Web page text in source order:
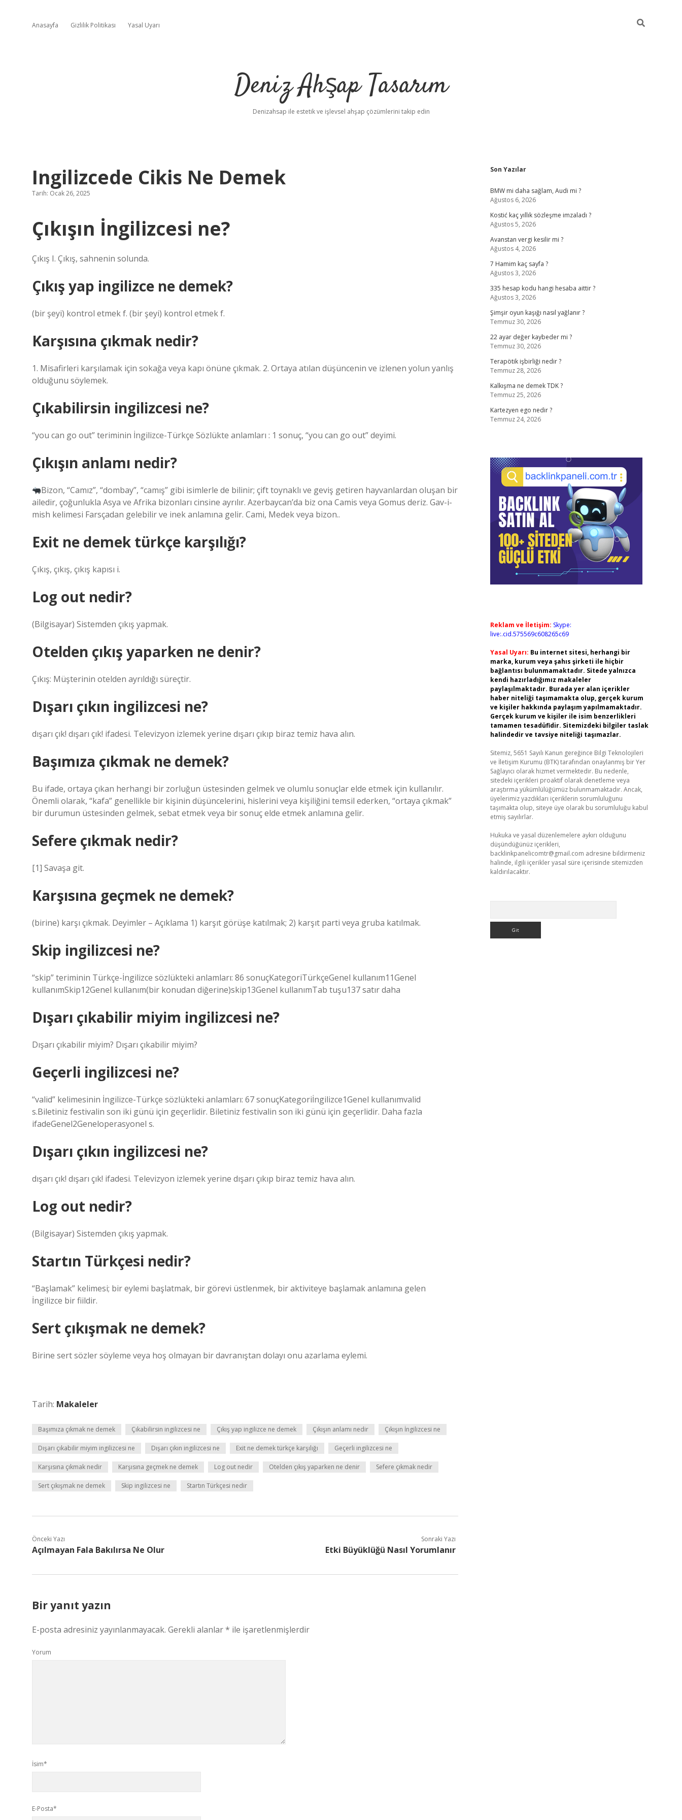
Anasayfa Gizlilik Politikası Yasal Uyarı
Deniz Ahşap Tasarım
Denizahsap ile estetik ve işlevsel ahşap çözümlerini takip edin
Ingilizcede Cikis Ne Demek
Tarih: Ocak 26, 2025
Çıkışın İngilizcesi ne?
Çıkış I. Çıkış, sahnenin solunda.
Çıkış yap ingilizce ne demek?
(bir şeyi) kontrol etmek f. (bir şeyi) kontrol etmek f.
Karşısına çıkmak nedir?
1. Misafirleri karşılamak için sokağa veya kapı önüne çıkmak. 2. Ortaya atılan düşüncenin ve izlenen yolun yanlış
olduğunu söylemek.
Çıkabilirsin ingilizcesi ne?
“you can go out” teriminin İngilizce-Türkçe Sözlükte anlamları : 1 sonuç, “you can go out” deyimi.
Çıkışın anlamı nedir?
Bizon, “Camız”, “dombay”, “camış” gibi isimlerle de bilinir; çift toynaklı ve geviş getiren hayvanlardan oluşan bir
ailedir, çoğunlukla Asya ve Afrika bizonları cinsine ayrılır. Azerbaycan’da biz ona Camis veya Gomus deriz. Gav-i-
mish kelimesi Farsçadan gelebilir ve inek anlamına gelir. Cami, Medek veya bizon..
Exit ne demek türkçe karşılığı?
Çıkış, çıkış, çıkış kapısı i.
Log out nedir?
(Bilgisayar) Sistemden çıkış yapmak.
Otelden çıkış yaparken ne denir?
Çıkış: Müşterinin otelden ayrıldığı süreçtir.
Dışarı çıkın ingilizcesi ne?
dışarı çık! dışarı çık! ifadesi. Televizyon izlemek yerine dışarı çıkıp biraz temiz hava alın.
Başımıza çıkmak ne demek?
Bu ifade, ortaya çıkan herhangi bir zorluğun üstesinden gelmek ve olumlu sonuçlar elde etmek için kullanılır.
Önemli olarak, “kafa” genellikle bir kişinin düşüncelerini, hislerini veya kişiliğini temsil ederken, “ortaya çıkmak”
bir durumun üstesinden gelmek, sebat etmek veya bir sonuç elde etmek anlamına gelir.
Sefere çıkmak nedir?
[1] Savaşa git.
Karşısına geçmek ne demek?
(birine) karşı çıkmak. Deyimler – Açıklama 1) karşıt görüşe katılmak; 2) karşıt parti veya gruba katılmak.
Skip ingilizcesi ne?
“skip” teriminin Türkçe-İngilizce sözlükteki anlamları: 86 sonuçKategoriTürkçeGenel kullanım11Genel
kullanımSkip12Genel kullanım(bir konudan diğerine)skip13Genel kullanımTab tuşu137 satır daha
Dışarı çıkabilir miyim ingilizcesi ne?
Dışarı çıkabilir miyim? Dışarı çıkabilir miyim?
Geçerli ingilizcesi ne?
“valid” kelimesinin İngilizce-Türkçe sözlükteki anlamları: 67 sonuçKategoriİngilizce1Genel kullanımvalid
s.Biletiniz festivalin son iki günü için geçerlidir. Biletiniz festivalin son iki günü için geçerlidir. Daha fazla
ifadeGenel2Geneloperasyonel s.
Dışarı çıkın ingilizcesi ne?
dışarı çık! dışarı çık! ifadesi. Televizyon izlemek yerine dışarı çıkıp biraz temiz hava alın.
Log out nedir?
(Bilgisayar) Sistemden çıkış yapmak.
Startın Türkçesi nedir?
“Başlamak” kelimesi; bir eylemi başlatmak, bir görevi üstlenmek, bir aktiviteye başlamak anlamına gelen
İngilizce bir fiildir.
Sert çıkışmak ne demek?
Birine sert sözler söyleme veya hoş olmayan bir davranıştan dolayı onu azarlama eylemi.
Tarih: Makaleler
Başımıza çıkmak ne demek Çıkabilirsin ingilizcesi ne Çıkış yap ingilizce ne demek Çıkışın anlamı nedir Çıkışın İngilizcesi ne
Dışarı çıkabilir miyim ingilizcesi ne Dışarı çıkın ingilizcesi ne Exit ne demek türkçe karşılığı Geçerli ingilizcesi ne
Karşısına çıkmak nedir Karşısına geçmek ne demek Log out nedir Otelden çıkış yaparken ne denir Sefere çıkmak nedir
Sert çıkışmak ne demek Skip ingilizcesi ne Startın Türkçesi nedir
Önceki Yazı
Açılmayan Fala Bakılırsa Ne Olur
Sonraki Yazı
Etki Büyüklüğü Nasıl Yorumlanır
Bir yanıt yazın
E-posta adresiniz yayınlanmayacak. Gerekli alanlar* ile işaretlenmişlerdir
Yorum
İsim*
E-Posta*
Sidebar
Son Yazılar
BMW mi daha sağlam, Audi mi ?
Ağustos 6, 2026
Kostić kaç yıllık sözleşme imzaladı ?
Ağustos 5, 2026
Avanstan vergi kesilir mi ?
Ağustos 4, 2026
7 Hamim kaç sayfa ?
Ağustos 3, 2026
335 hesap kodu hangi hesaba aittir ?
Ağustos 3, 2026
Şimşir oyun kaşığı nasıl yağlanır ?
Temmuz 30, 2026
22 ayar değer kaybeder mi ?
Temmuz 30, 2026
Terapötik işbirliği nedir ?
Temmuz 28, 2026
Kalkışma ne demek TDK ?
Temmuz 25, 2026
Kartezyen ego nedir ?
Temmuz 24, 2026
Reklam ve İletişim: Skype:
live:.cid.575569c608265c69
Yasal Uyarı: Bu internet sitesi, herhangi bir
marka, kurum veya şahıs şirketi ile hiçbir
bağlantısı bulunmamaktadır. Sitede yalnızca
kendi hazırladığımız makaleler
paylaşılmaktadır. Burada yer alan içerikler
haber niteliği taşımamakta olup, gerçek kurum
ve kişiler hakkında paylaşım yapılmamaktadır.
Gerçek kurum ve kişiler ile isim benzerlikleri
tamamen tesadüfidir. Sitemizdeki bilgiler taslak
halindedir ve tavsiye niteliği taşımazlar.
Sitemiz, 5651 Sayılı Kanun gereğince Bilgi Teknolojileri
ve İletişim Kurumu (BTK) tarafından onaylanmış bir Yer
Sağlayıcı olarak hizmet vermektedir. Bu nedenle,
sitedeki içerikleri proaktif olarak denetleme veya
araştırma yükümlülüğümüz bulunmamaktadır. Ancak,
üyelerimiz yazdıkları içeriklerin sorumluluğunu
taşımakta olup, siteye üye olarak bu sorumluluğu kabul
etmiş sayılırlar.
Hukuka ve yasal düzenlemelere aykırı olduğunu
düşündüğünüz içerikleri,
backlinkpanelicomtr@gmail.com adresine bildirmeniz
halinde, ilgili içerikler yasal süre içerisinde sitemizden
kaldırılacaktır.